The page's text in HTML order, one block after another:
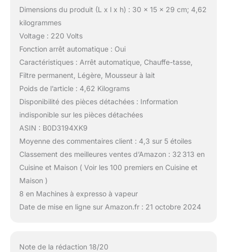
Dimensions du produit (L x l x h) : 30 x 15 x 29 cm; 4,62
kilogrammes
Voltage : 220 Volts
Fonction arrêt automatique : Oui
Caractéristiques : Arrêt automatique, Chauffe-tasse,
Filtre permanent, Légère, Mousseur à lait
Poids de l’article : 4,62 Kilograms
Disponibilité des pièces détachées : Information
indisponible sur les pièces détachées
ASIN : B0D3194XK9
Moyenne des commentaires client : 4,3 sur 5 étoiles
Classement des meilleures ventes d’Amazon : 32 313 en
Cuisine et Maison ( Voir les 100 premiers en Cuisine et
Maison )
8 en Machines à expresso à vapeur
Date de mise en ligne sur Amazon.fr : 21 octobre 2024
Note de la rédaction 18/20